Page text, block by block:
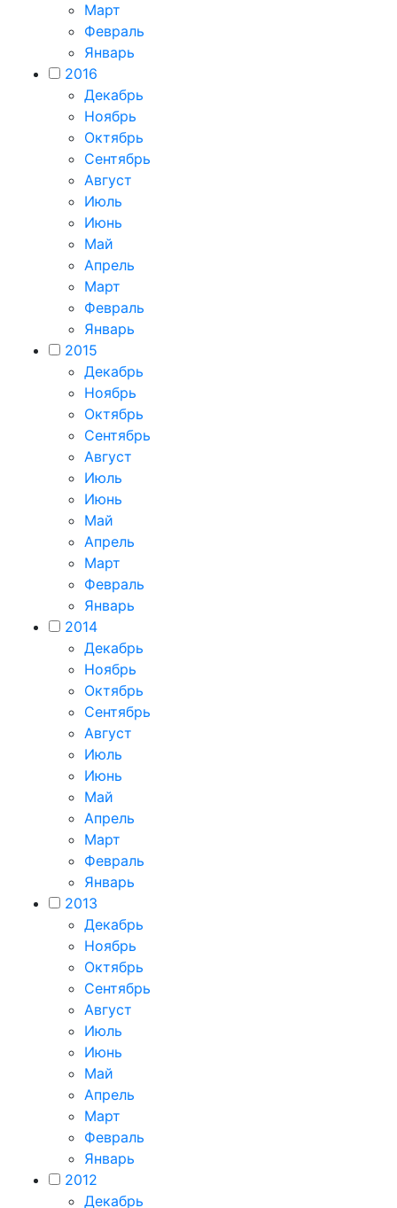
Март
Февраль
Январь
2016
Декабрь
Ноябрь
Октябрь
Сентябрь
Август
Июль
Июнь
Май
Апрель
Март
Февраль
Январь
2015
Декабрь
Ноябрь
Октябрь
Сентябрь
Август
Июль
Июнь
Май
Апрель
Март
Февраль
Январь
2014
Декабрь
Ноябрь
Октябрь
Сентябрь
Август
Июль
Июнь
Май
Апрель
Март
Февраль
Январь
2013
Декабрь
Ноябрь
Октябрь
Сентябрь
Август
Июль
Июнь
Май
Апрель
Март
Февраль
Январь
2012
Декабрь